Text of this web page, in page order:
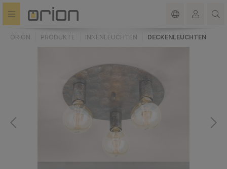
springen
ORION PRODUKTE INNENLEUCHTEN DECKENLEUCHTEN